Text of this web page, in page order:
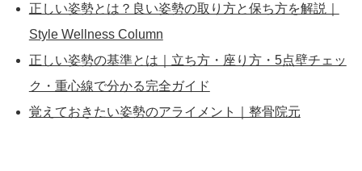
正しい姿勢とは？良い姿勢の取り方と保ち方を解説｜
Style Wellness Column
正しい姿勢の基準とは｜立ち方・座り方・5点壁チェッ
ク・重心線で分かる完全ガイド
覚えておきたい姿勢のアライメント｜整骨院元